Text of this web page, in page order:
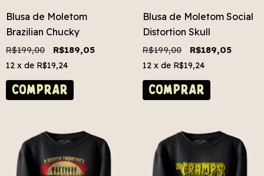
Blusa de Moletom
Brazilian Chucky
R$199,00 R$189,05
12 x de R$19,24
COMPRAR
Blusa de Moletom Social
Distortion Skull
R$199,00 R$189,05
12 x de R$19,24
COMPRAR